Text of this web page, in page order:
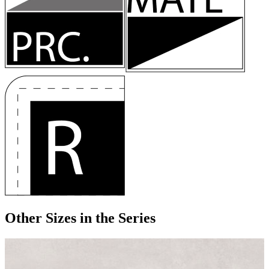
Other Sizes in the Series